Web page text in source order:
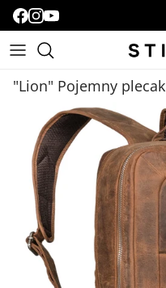
"Lion" Pojemny